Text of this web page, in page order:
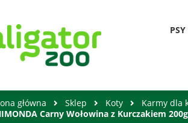
PSY
główna Sklep Koty
Karmy dla
Carny Wołowina z Kurczakiem 200g